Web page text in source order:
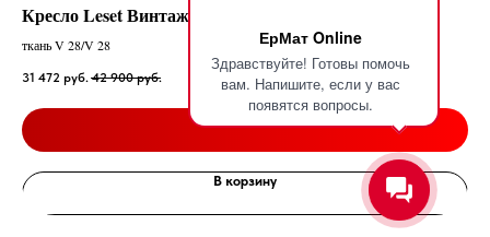
ЕрМат Online
Здравствуйте! Готовы помочь
вам. Напишите, если у вас
появятся вопросы.
Кресло Leset Винтаж
ткань V 28/V 28
31 472 руб. 42 900 руб.
В корзину